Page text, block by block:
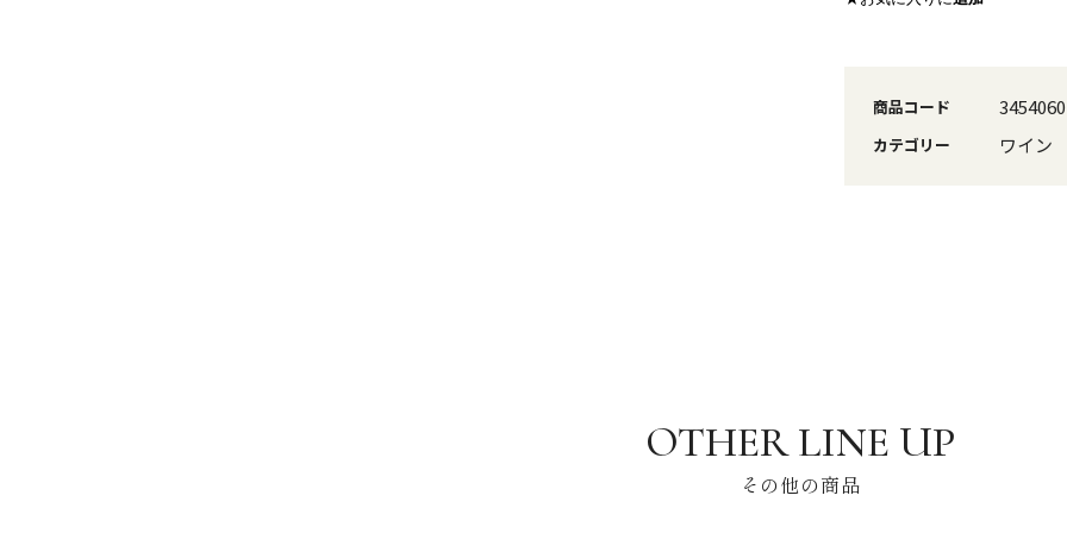
商品コード 3454060
カテゴリー ワイン
その他の商品